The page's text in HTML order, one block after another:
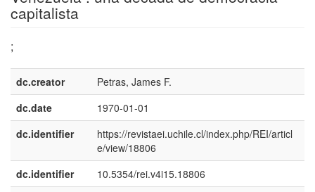
capitalista
;
dc.creator
Petras, James F.
dc.date
1970-01-01
dc.identifier
https://revistaei.uchile.cl/index.php/REI/articl
e/view/18806
dc.identifier
10.5354/rei.v4i15.18806